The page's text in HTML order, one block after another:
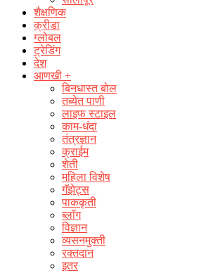
शैक्षणिक
क्रीडा
ग्लोबल
ट्रेडिंग
देश
आणखी +
बिनधास्त बोल
तब्येत पाणी
लाइफ स्टाइल
काम-धंदा
तंत्रज्ञान
क्राईम
शेती
महिला विशेष
गॅझेट्स
पाककृती
ब्लॉग
विज्ञान
व्यसनमुक्ती
रक्‍तदान
इतर